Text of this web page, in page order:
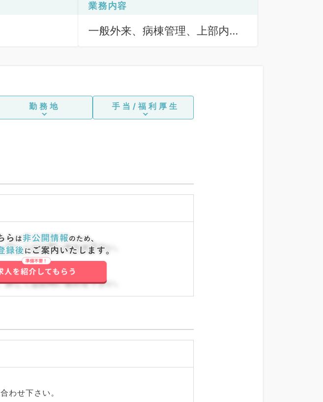
業務内容
一般外来、病棟管理、上部内視
勤務地 手当/福利厚生
詳しくはお問い合わせ下さい。
詳しくはお問い合わせ下さい。
わせ下さい。